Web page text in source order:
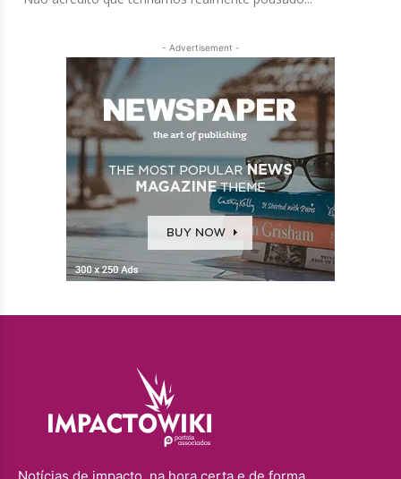
- Advertisement -
Notícias de impacto, na hora certa e de forma